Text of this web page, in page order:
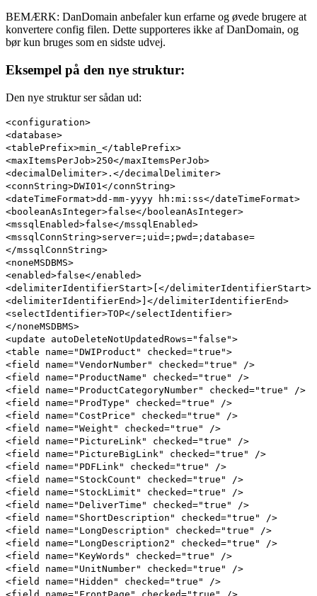
BEMÆRK: DanDomain anbefaler kun erfarne og øvede brugere at
konvertere config filen. Dette supporteres ikke af DanDomain, og
bør kun bruges som en sidste udvej.
Eksempel på den nye struktur:
Den nye struktur ser sådan ud:
<configuration>
<database>
<tablePrefix>min_</tablePrefix>
<maxItemsPerJob>250</maxItemsPerJob>
<decimalDelimiter>.</decimalDelimiter>
<connString>DWI01</connString>
<dateTimeFormat>dd-mm-yyyy hh:mi:ss</dateTimeFormat>
<booleanAsInteger>false</booleanAsInteger>
<mssqlEnabled>false</mssqlEnabled>
<mssqlConnString>server=;uid=;pwd=;database=
</mssqlConnString>
<noneMSDBMS>
<enabled>false</enabled>
<delimiterIdentifierStart>[</delimiterIdentifierStart>
<delimiterIdentifierEnd>]</delimiterIdentifierEnd>
<selectIdentifier>TOP</selectIdentifier>
</noneMSDBMS>
<update autoDeleteNotUpdatedRows="false">
<table name="DWIProduct" checked="true">
<field name="VendorNumber" checked="true" />
<field name="ProductName" checked="true" />
<field name="ProductCategoryNumber" checked="true" />
<field name="ProdType" checked="true" />
<field name="CostPrice" checked="true" />
<field name="Weight" checked="true" />
<field name="PictureLink" checked="true" />
<field name="PictureBigLink" checked="true" />
<field name="PDFLink" checked="true" />
<field name="StockCount" checked="true" />
<field name="StockLimit" checked="true" />
<field name="DeliverTime" checked="true" />
<field name="ShortDescription" checked="true" />
<field name="LongDescription" checked="true" />
<field name="LongDescription2" checked="true" />
<field name="KeyWords" checked="true" />
<field name="UnitNumber" checked="true" />
<field name="Hidden" checked="true" />